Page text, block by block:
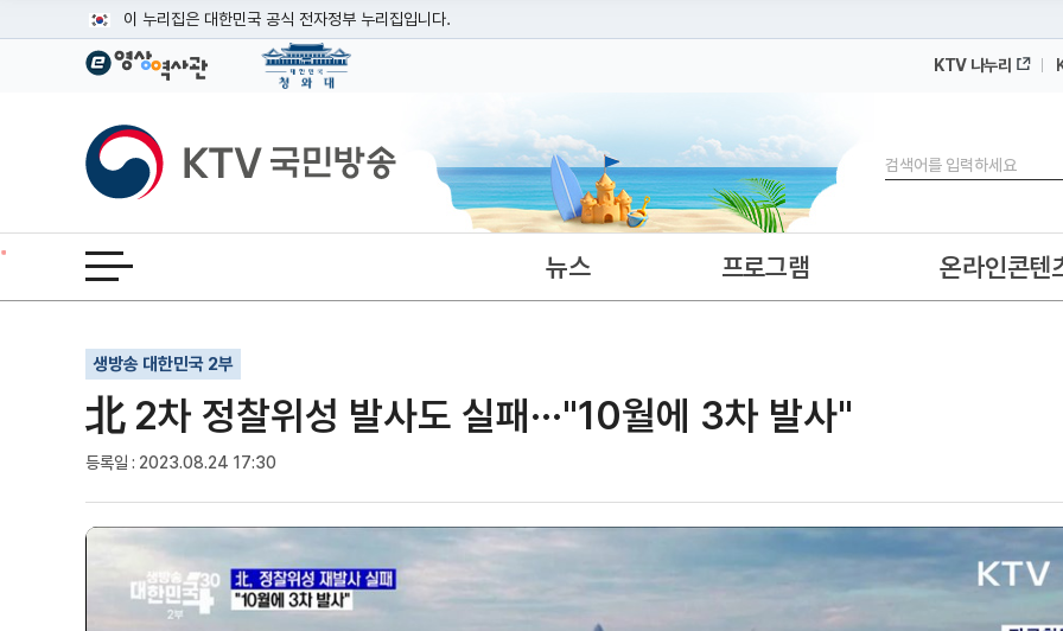
이 누리집은 대한민국 공식 전자정부 누리집입니다.
공식 누리집 주소 확인하기
이밖에 or.kr 또는 .kr등 다른 도메인 주소를 사용하고 있다면 아래 URL에서 도메인 주소를 확인해 보세요
운영중인 공식 누리집보기
KTV 나누리
KTV국민방송
검색
전체메뉴 열기 뉴스 프로그램 온라인콘텐
생방송 대한민국 2부
北 2차 정찰위성 발사도 실패···"10월에 3차 발사"
등록일 : 2023.08.24 17:30
기사인쇄
글자확대
글자축소